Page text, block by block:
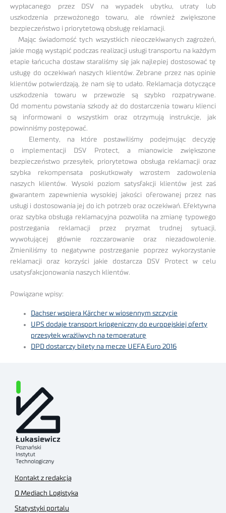
wypłacanego przez DSV na wypadek ubytku, utraty lub
uszkodzenia przewożonego towaru, ale również zwiększone
bezpieczeństwo i priorytetową obsługę reklamacji.
Mając świadomość tych wszystkich nieoczekiwanych zagrożeń,
jakie mogą wystąpić podczas realizacji usługi transportu na każdym
etapie łańcucha dostaw staraliśmy się jak najlepiej dostosować tę
usługę do oczekiwań naszych klientów. Zebrane przez nas opinie
klientów potwierdzają, że nam się to udało. Reklamacja dotyczące
uszkodzenia towaru w przewozie są szybko rozpatrywane.
Od momentu powstania szkody aż do dostarczenia towaru klienci
są informowani o wszystkim oraz otrzymują instrukcje, jak
powinniśmy postępować.
Elementy, na które postawiliśmy podejmując decyzję
o implementacji DSV Protect, a mianowicie zwiększone
bezpieczeństwo przesyłek, priorytetowa obsługa reklamacji oraz
szybka rekompensata poskutkowały wzrostem zadowolenia
naszych klientów. Wysoki poziom satysfakcji klientów jest zaś
gwarantem zapewnienia wysokiej jakości oferowanej przez nas
usługi i dostosowania jej do ich potrzeb oraz oczekiwań. Efektywna
oraz szybka obsługa reklamacyjna pozwoliła na zmianę typowego
postrzegania reklamacji przez pryzmat trudnej sytuacji,
wywołującej głównie rozczarowanie oraz niezadowolenie.
Zmieniliśmy to negatywne postrzeganie poprzez wykorzystanie
reklamacji oraz korzyści jakie dostarcza DSV Protect w celu
usatysfakcjonowania naszych klientów.
Powiązane wpisy:
Dachser wspiera Kärcher w wiosennym szczycie
UPS dodaje transport kriogeniczny do europejskiej oferty
przesyłek wrażliwych na temperaturę
DPD dostarczy bilety na mecze UEFA Euro 2016
Kontakt z redakcją
O Mediach Logistyka
Statystyki portalu